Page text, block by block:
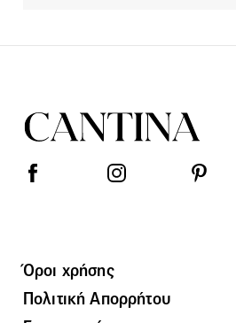
Όροι χρήσης
Πολιτική Απορρήτου